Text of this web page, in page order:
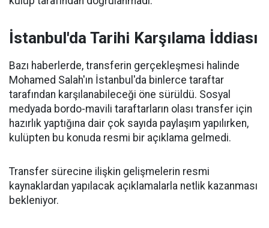
İstanbul'da Tarihi Karşılama İddiası
Bazı haberlerde, transferin gerçekleşmesi halinde
Mohamed Salah'ın İstanbul'da binlerce taraftar
tarafından karşılanabileceği öne sürüldü. Sosyal
medyada bordo-mavili taraftarların olası transfer için
hazırlık yaptığına dair çok sayıda paylaşım yapılırken,
kulüpten bu konuda resmi bir açıklama gelmedi.
Transfer sürecine ilişkin gelişmelerin resmi
kaynaklardan yapılacak açıklamalarla netlik kazanması
bekleniyor.